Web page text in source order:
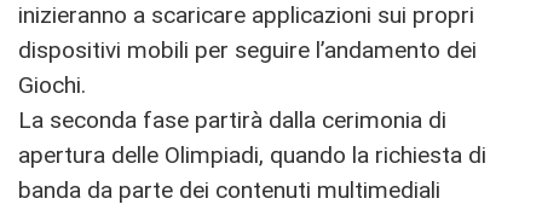
inizieranno a scaricare applicazioni sui propri
dispositivi mobili per seguire l’andamento dei
Giochi.
La seconda fase partirà dalla cerimonia di
apertura delle Olimpiadi, quando la richiesta di
banda da parte dei contenuti multimediali